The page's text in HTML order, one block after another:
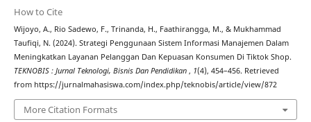
How to Cite
Wijoyo, A., Rio Sadewo, F., Trinanda, H., Faathirangga, M., & Mukhammad
Taufiqi, N. (2024). Strategi Penggunaan Sistem Informasi Manajemen Dalam
Meningkatkan Layanan Pelanggan Dan Kepuasan Konsumen Di Tiktok Shop.
TEKNOBIS : Jurnal Teknologi, Bisnis Dan Pendidikan , 1(4), 454–456. Retrieved
from https://jurnalmahasiswa.com/index.php/teknobis/article/view/872
More Citation Formats